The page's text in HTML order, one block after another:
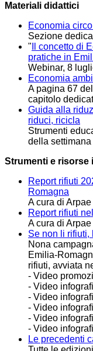
Materiali didattici
Economia
Sezione
" Il concetto di
pratiche in
Webinar, 8
Economia
A pagina 67
capitolo
Guida alla
riduci, ricicla
Strumenti
della
Strumenti e risorse
Report rifiuti
Romagna
A cura di Arpae
Report rifiuti
A cura di Arpae
Se non li rifiuti,
Nona
Emilia-
rifiuti, avviata
- Video
- Video
- Video
- Video
- Video
- Video
Le precedenti